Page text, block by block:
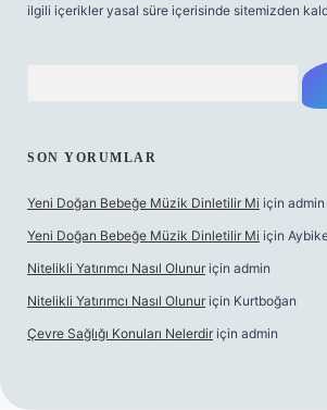
ilgili içerikler yasal süre içerisinde sitemizden
SON YORUMLAR
Yeni Doğan Bebeğe Müzik Dinletilir Mi için admin
Yeni Doğan Bebeğe Müzik Dinletilir Mi için
Nitelikli Yatırımcı Nasıl Olunur için admin
Nitelikli Yatırımcı Nasıl Olunur için Kurtboğan
Çevre Sağlığı Konuları Nelerdir için admin